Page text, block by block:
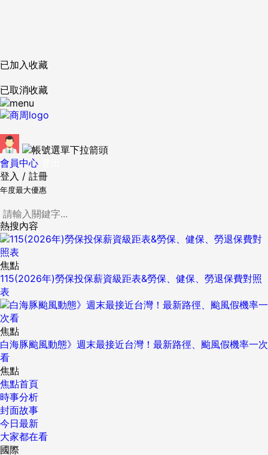
已加入收藏
已取消收藏
會員中心
登入 / 註冊
年度最大優惠
熱搜內容
焦點
115(2026年)勞保投保薪資級距表&勞保、健保、勞退保費對照
表
焦點
白海豚颱風動態》週末最接近台灣！最新路徑、颱風假機率一次
看
焦點
焦點首頁
時事分析
封面故事
今日最新
大家都在看
國際